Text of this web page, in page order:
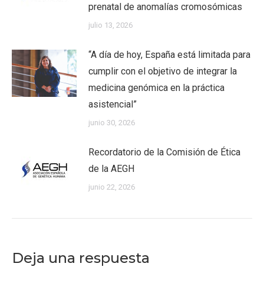
prenatal de anomalías cromosómicas
julio 13, 2026
“A día de hoy, España está limitada para
cumplir con el objetivo de integrar la
medicina genómica en la práctica
asistencial”
junio 30, 2026
Recordatorio de la Comisión de Ética
de la AEGH
junio 22, 2026
Deja una respuesta